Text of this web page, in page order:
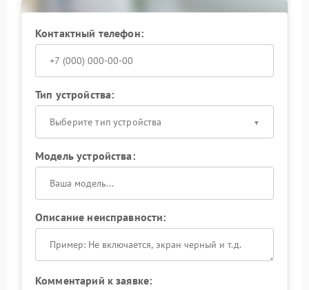
Контактный телефон:
Тип устройства:
Выберите тип устройства
Модель устройства:
Описание неисправности:
Комментарий к заявке: